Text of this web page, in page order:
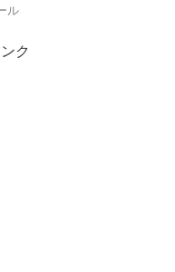
ル
ク